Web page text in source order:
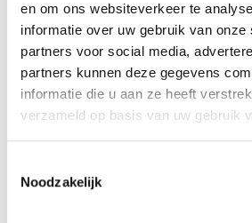
en om ons websiteverkeer te
informatie over uw gebruik van onze
partners voor social media,
partners kunnen deze gegevens
informatie die u aan ze heeft
verzameld op basis van uw gebruik
Noodzakelijk
Camping Krieghuusbelten
Bosrijke omgeving
Vis- en roeivijver